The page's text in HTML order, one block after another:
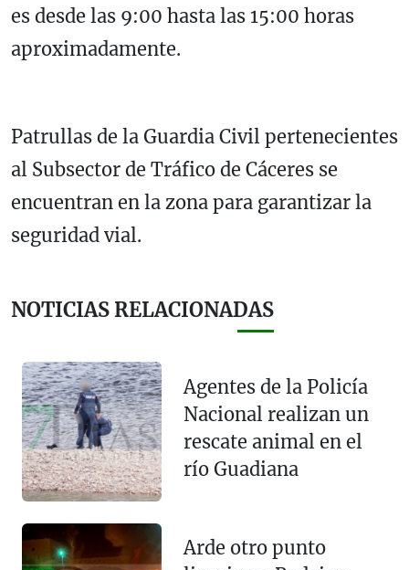
es desde las 9:00 hasta las 15:00 horas
aproximadamente.
Patrullas de la Guardia Civil pertenecientes
al Subsector de Tráfico de Cáceres se
encuentran en la zona para garantizar la
seguridad vial.
NOTICIAS RELACIONADAS
Agentes de la Policía
Nacional realizan un
rescate animal en el
río Guadiana
Arde otro punto